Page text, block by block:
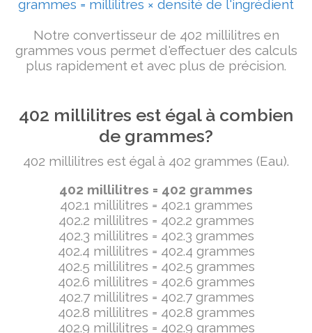
grammes = millilitres × densité de l'ingrédient
Notre convertisseur de 402 millilitres en
grammes vous permet d'effectuer des calculs
plus rapidement et avec plus de précision.
402 millilitres est égal à combien
de grammes?
402 millilitres est égal à 402 grammes (Eau).
402 millilitres = 402 grammes
402.1 millilitres = 402.1 grammes
402.2 millilitres = 402.2 grammes
402.3 millilitres = 402.3 grammes
402.4 millilitres = 402.4 grammes
402.5 millilitres = 402.5 grammes
402.6 millilitres = 402.6 grammes
402.7 millilitres = 402.7 grammes
402.8 millilitres = 402.8 grammes
402.9 millilitres = 402.9 grammes